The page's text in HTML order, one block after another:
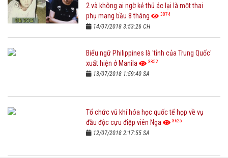
2 và không ai ngờ kẻ thủ ác lại là một thai
phụ mang bầu 8 tháng
3874
14/07/2018 3:53:26 CH
Biểu ngữ Philippines là 'tỉnh của Trung Quốc'
xuất hiện ở Manila
3852
13/07/2018 1:59:40 SA
Tổ chức vũ khí hóa học quốc tế họp về vụ
đầu độc cựu điệp viên Nga
3625
12/07/2018 2:17:55 SA